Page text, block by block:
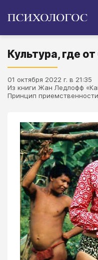
Культура, где
01 октября 2022 г. в 21:35
Из книги Жан Ледлофф
Принцип